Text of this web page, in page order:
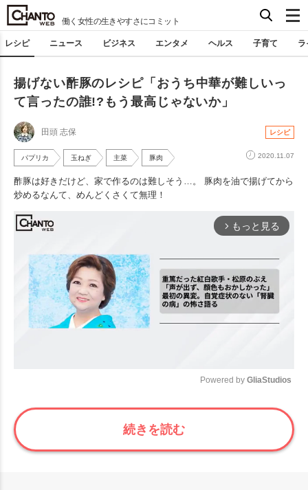
働く女性の生きやすさにコミット
レシピ ニュース ビジネス エンタメ ヘルス 子育て ラ
揚げない酢豚のレシピ「おうち中華が難しいっ
て言ったの誰!?もう最高じゃないか」
田頭 志保 レシピ
パプリカ 玉ねぎ 主菜 豚肉 2020.11.07
酢豚は好きだけど、家で作るのは難しそう…。 豚肉を油で揚げてから
炒めるなんて、めんどくさくて無理！
arrow_forward_ios もっと見る
Mute
Powered by GliaStudios
続きを読む